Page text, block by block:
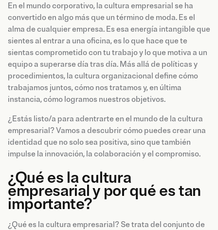
En el mundo corporativo, la cultura empresarial se ha
convertido en algo más que un término de moda. Es el
alma de cualquier empresa. Es esa energía intangible que
sientes al entrar a una oficina, es lo que hace que te
sientas comprometido con tu trabajo y lo que motiva a un
equipo a superarse día tras día. Más allá de políticas y
procedimientos, la cultura organizacional define cómo
trabajamos juntos, cómo nos tratamos y, en última
instancia, cómo logramos nuestros objetivos.
¿Estás listo/a para adentrarte en el mundo de la cultura
empresarial? Vamos a descubrir cómo puedes crear una
identidad que no solo sea positiva, sino que también
impulse la innovación, la colaboración y el compromiso.
¿Qué es la cultura
empresarial y por qué es tan
importante?
¿Qué es la cultura empresarial? Se trata del conjunto de